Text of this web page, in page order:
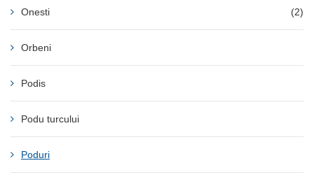
Onesti (2)
Orbeni
Podis
Podu turcului
Poduri